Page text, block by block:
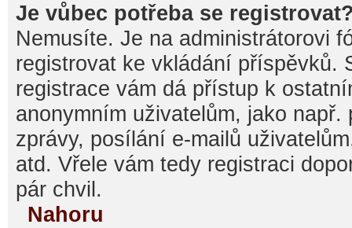
Je vůbec potřeba se
Nemusíte. Je na administrátorovi
registrovat ke vkládání příspěvků.
registrace vám dá přístup k
anonymním uživatelům, jako např.
zprávy, posílání e-mailů
atd. Vřele vám tedy registraci
pár chvil.
Nahoru